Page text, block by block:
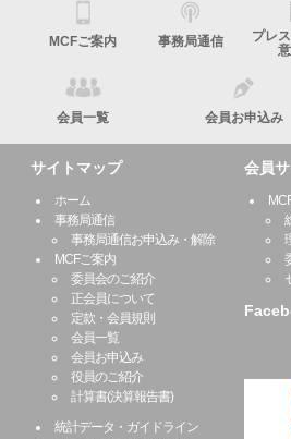
MCFご案内 事務局通信
プレ
会員一覧 会員お申込み
サイトマップ
ホーム
事務局通信
事務局通信お申込み・解除
MCFご案内
委員会のご紹介
正会員について
定款・会員規則
会員一覧
会員お申込み
役員のご紹介
計算書(決算報告書)
統計データ・ガイドライン
会員